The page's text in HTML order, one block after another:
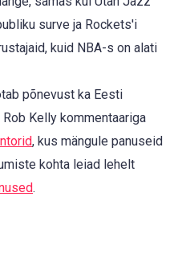
surve ja Rockets'i
kuid NBA-s on alati
põnevust ka Eesti
Kelly kommentaariga
, kus mängule panuseid
kohta leiad lehelt
.